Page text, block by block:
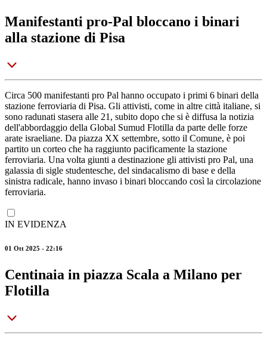
Manifestanti pro-Pal bloccano i binari
alla stazione di Pisa
Circa 500 manifestanti pro Pal hanno occupato i primi 6 binari della
stazione ferroviaria di Pisa. Gli attivisti, come in altre città italiane, si
sono radunati stasera alle 21, subito dopo che si è diffusa la notizia
dell'abbordaggio della Global Sumud Flotilla da parte delle forze
arate israeliane. Da piazza XX settembre, sotto il Comune, è poi
partito un corteo che ha raggiunto pacificamente la stazione
ferroviaria. Una volta giunti a destinazione gli attivisti pro Pal, una
galassia di sigle studentesche, del sindacalismo di base e della
sinistra radicale, hanno invaso i binari bloccando così la circolazione
ferroviaria.
IN EVIDENZA
01 Ott 2025 - 22:16
Centinaia in piazza Scala a Milano per
Flotilla